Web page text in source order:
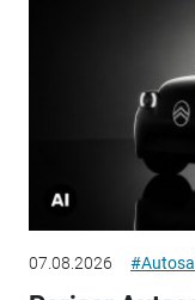
07.08.2026